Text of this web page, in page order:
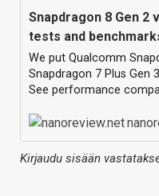
Snapdragon 8 Gen 2
tests and
We put Qualcomm
Snapdragon 7 Plus Gen
See performance
Kirjaudu sisään